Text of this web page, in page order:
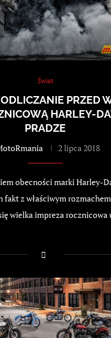
Świat
PRZED
HARLEY-
PRADZE
2 lipca 2018
obecności marki Harley-
z właściwym
wielka impreza rocznicowa